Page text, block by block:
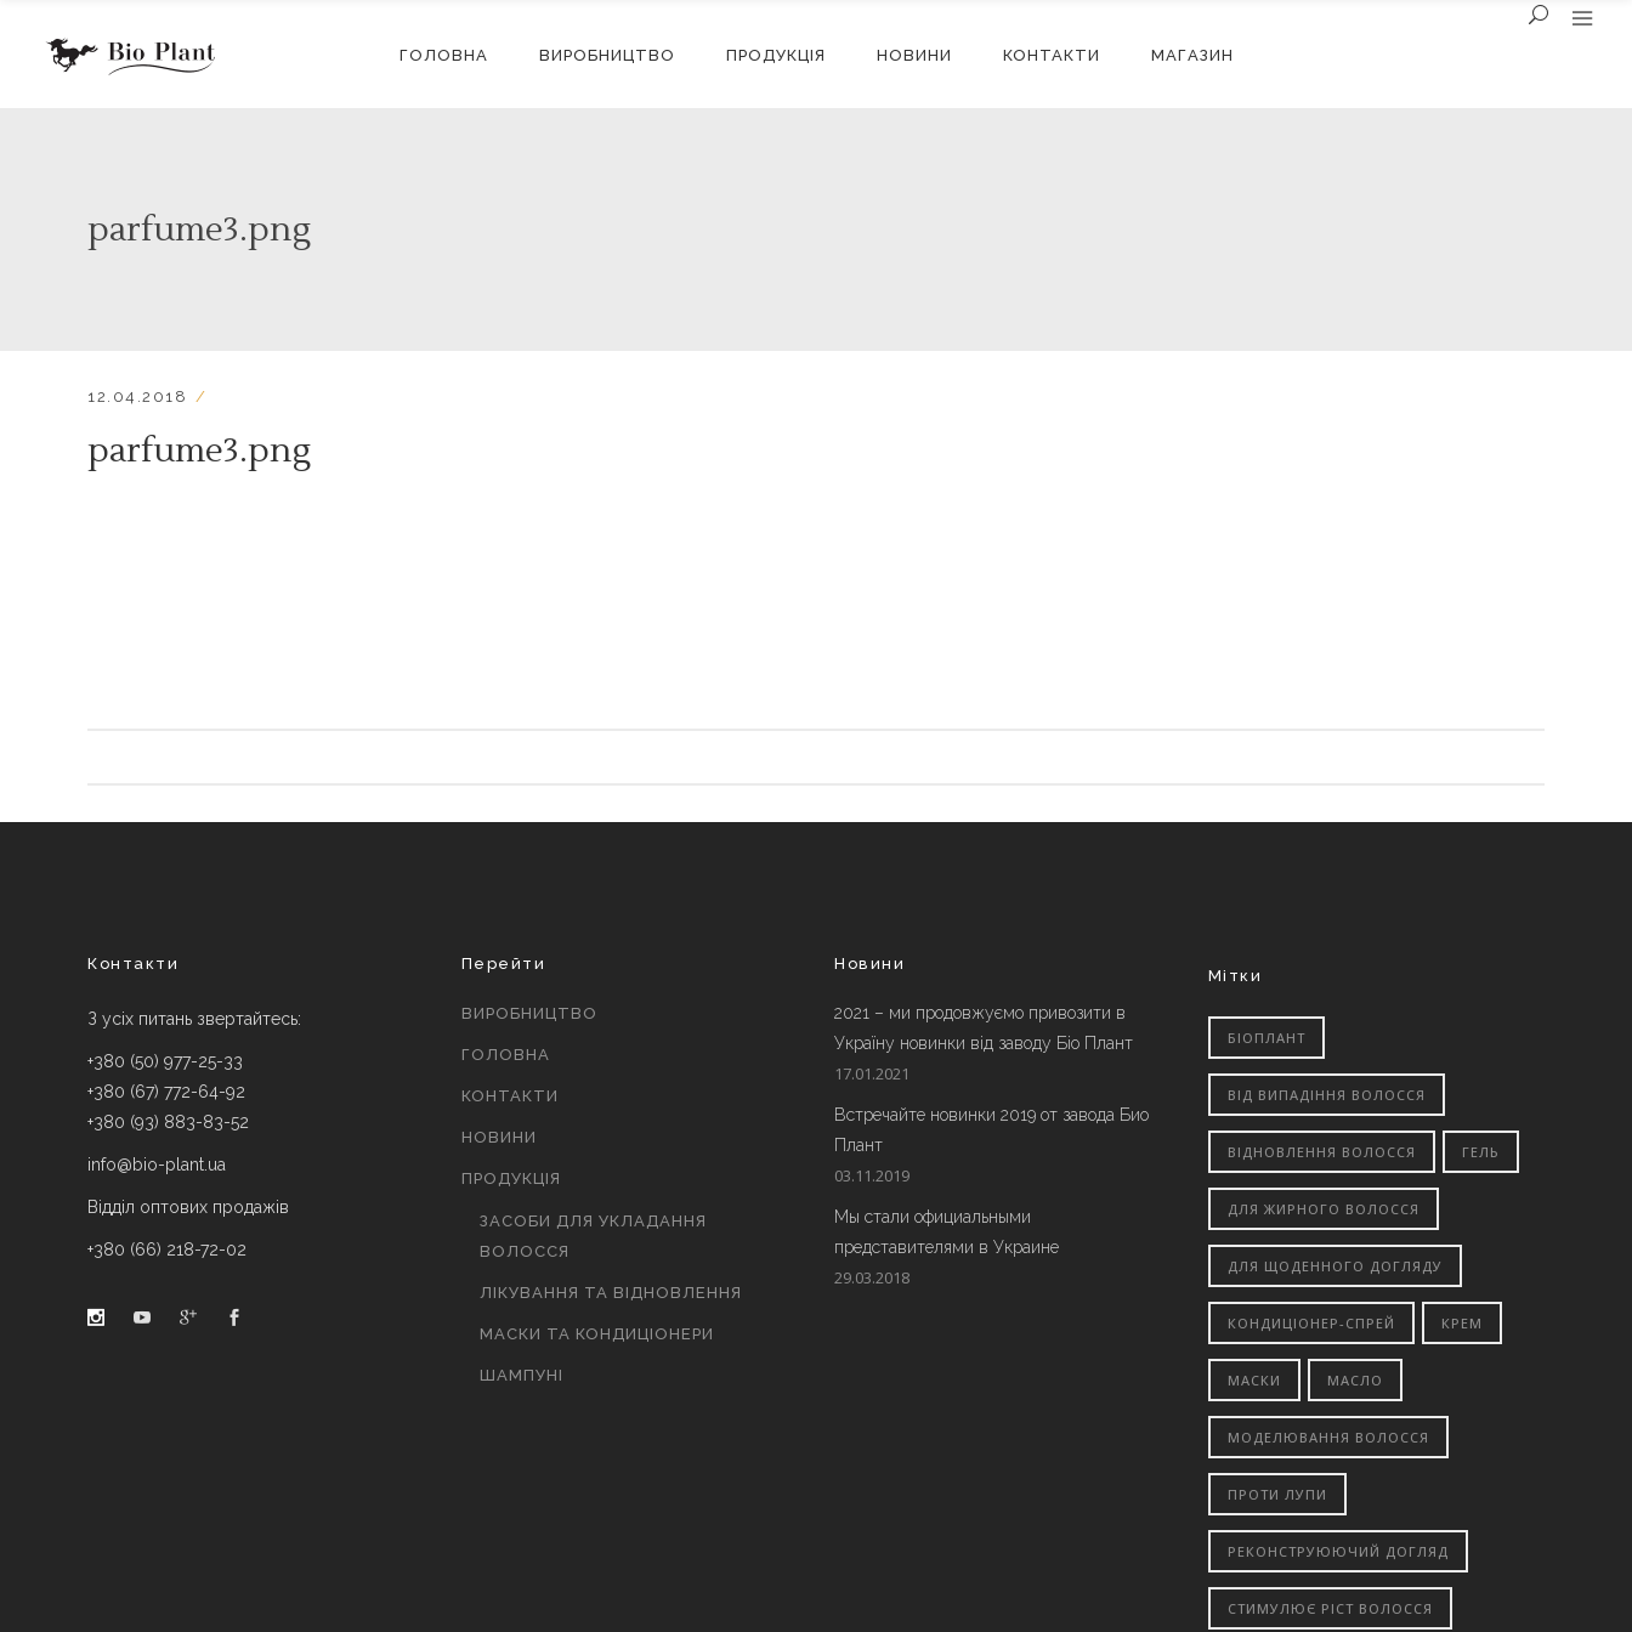
ГОЛОВНА ВИРОБНИЦТВО ПРОДУКЦІЯ НОВИНИ КОНТАКТИ МАГАЗИН
parfume3.png
12.04.2018
parfume3.png
Контакти
З усіх питань звертайтесь:
+380 (50) 977-25-33
+380 (67) 772-64-92
+380 (93) 883-83-52
info@bio-plant.ua
Відділ оптових продажів
+380 (66) 218-72-02
Перейти
ВИРОБНИЦТВО
ГОЛОВНА
КОНТАКТИ
НОВИНИ
ПРОДУКЦІЯ
ЗАСОБИ ДЛЯ УКЛАДАННЯ
ВОЛОССЯ
ЛІКУВАННЯ ТА ВІДНОВЛЕННЯ
МАСКИ ТА КОНДИЦІОНЕРИ
ШАМПУНІ
Новини
2021 – ми продовжуємо привозити в
Україну новинки від заводу Біо Плант
17.01.2021
Встречайте новинки 2019 от завода Био
Плант
03.11.2019
Мы стали официальными
представителями в Украине
29.03.2018
Мітки
БІОПЛАНТ
ВІД ВИПАДІННЯ ВОЛОССЯ
ВІДНОВЛЕННЯ ВОЛОССЯ ГЕЛЬ
ДЛЯ ЖИРНОГО ВОЛОССЯ
ДЛЯ ЩОДЕННОГО ДОГЛЯДУ
КОНДИЦІОНЕР-СПРЕЙ КРЕМ
МАСКИ МАСЛО
МОДЕЛЮВАННЯ ВОЛОССЯ
ПРОТИ ЛУПИ
РЕКОНСТРУЮЮЧИЙ ДОГЛЯД
СТИМУЛЮЄ РІСТ ВОЛОССЯ